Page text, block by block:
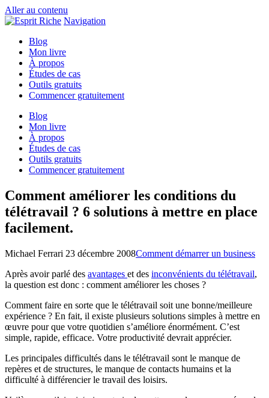
Aller au contenu
Navigation
Blog
Mon livre
À propos
Études de cas
Outils gratuits
Commencer gratuitement
Blog
Mon livre
À propos
Études de cas
Outils gratuits
Commencer gratuitement
Comment améliorer les conditions du
télétravail ? 6 solutions à mettre en place
facilement.
Michael Ferrari 23 décembre 2008Comment démarrer un business
Après avoir parlé des avantages et des inconvénients du télétravail,
la question est donc : comment améliorer les choses ?
Comment faire en sorte que le télétravail soit une bonne/meilleure
expérience ? En fait, il existe plusieurs solutions simples à mettre en
œuvre pour que votre quotidien s’améliore énormément. C’est
simple, rapide, efficace. Votre productivité devrait apprécier.
Les principales difficultés dans le télétravail sont le manque de
repères et de structures, le manque de contacts humains et la
difficulté à différencier le travail des loisirs.